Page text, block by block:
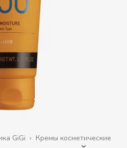
Кремы косметические
GiGi ›